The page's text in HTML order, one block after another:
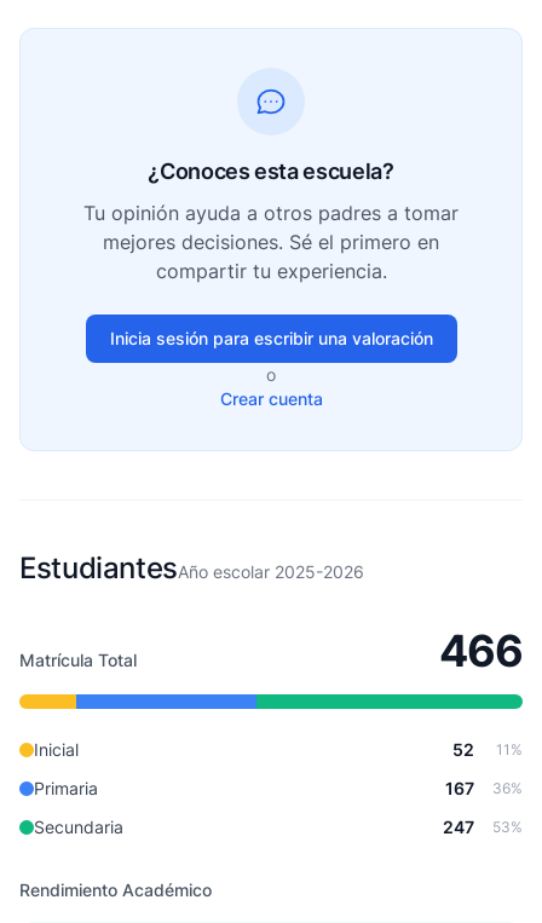
¿Conoces esta escuela?
Tu opinión ayuda a otros padres a tomar
mejores decisiones. Sé el primero en
compartir tu experiencia.
Inicia sesión para escribir una valoración
o
Crear cuenta
EstudiantesAño escolar 2025-2026
Matrícula Total 466
Inicial 52 11%
Primaria 167 36%
Secundaria 247 53%
Rendimiento Académico